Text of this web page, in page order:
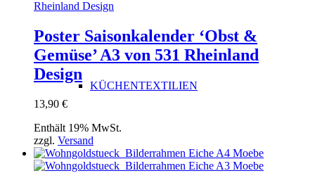
KÜCHENTEXTILIEN
Poster Saisonkalender ‘Obst &
Gemüse’ A3 von 531 Rheinland
Design
13,90 €
Enthält 19% MwSt.
zzgl. Versand